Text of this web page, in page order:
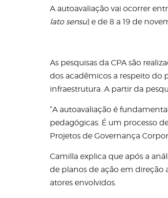
A autoavaliação vai ocorrer
lato sensu) e de 8 a 19 de
As pesquisas da CPA são
dos acadêmicos a respeito do
infraestrutura. A partir da
“A autoavaliação é
pedagógicas. É um processo
Projetos de Governança
Camilla explica que após a
de planos de ação em direção
atores envolvidos.